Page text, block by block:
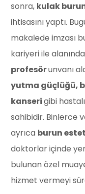
sonra, kulak
ihtisasını yaptı.
makalede imzası
kariyeri ile
profesörunvanı
yutma güçlüğü,
kanserigibi
sahibidir. Binlerce
ayrıca burun
doktorlar içinde
bulunan özel
hizmet vermeyi